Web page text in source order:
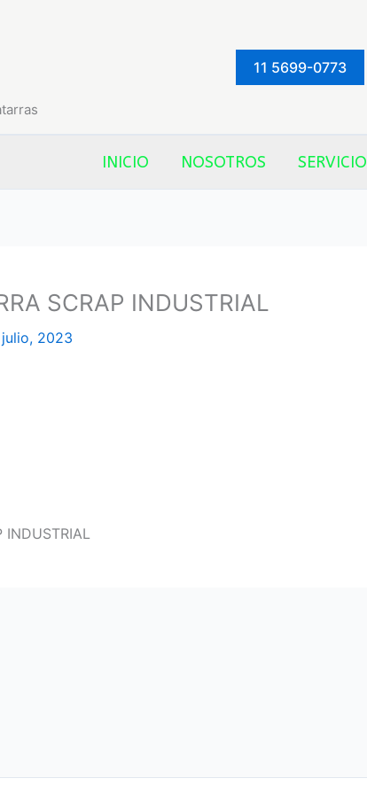
11 5699-0773
INICIO NOSOTROS SERVICIO
SCRAP INDUSTRIAL
julio, 2023
INDUSTRIAL